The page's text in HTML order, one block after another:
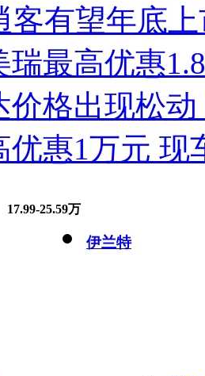
客有望年底
瑞最高优惠
价格出现松
优惠1万元 现
17.99-25.59万
伊兰特